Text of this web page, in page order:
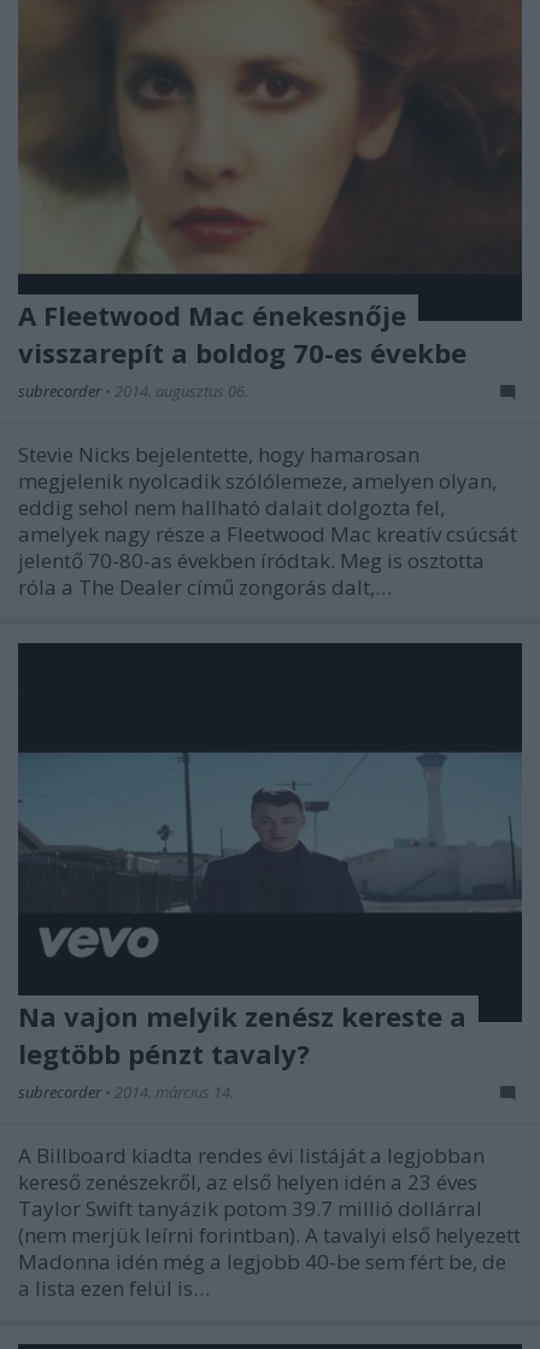
A Fleetwood Mac énekesnője
visszarepít a boldog 70-es évekbe
subrecorder • 2014. augusztus 06.
Stevie Nicks bejelentette, hogy hamarosan
megjelenik nyolcadik szólólemeze, amelyen olyan,
eddig sehol nem hallható dalait dolgozta fel,
amelyek nagy része a Fleetwood Mac kreatív csúcsát
jelentő 70-80-as években íródtak. Meg is osztotta
róla a The Dealer című zongorás dalt,…
Na vajon melyik zenész kereste a
legtöbb pénzt tavaly?
subrecorder • 2014. március 14.
A Billboard kiadta rendes évi listáját a legjobban
kereső zenészekről, az első helyen idén a 23 éves
Taylor Swift tanyázik potom 39.7 millió dollárral
(nem merjük leírni forintban). A tavalyi első helyezett
Madonna idén még a legjobb 40-be sem fért be, de
a lista ezen felül is…